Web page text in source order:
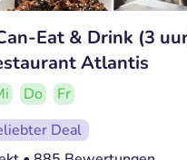
Eat & Drink (3
Atlantis
Do
Fr
Deal